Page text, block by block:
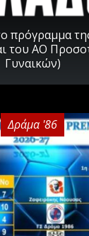
πρόγραμμα
του ΑΟ
Γυναικών)
Δράμα '86